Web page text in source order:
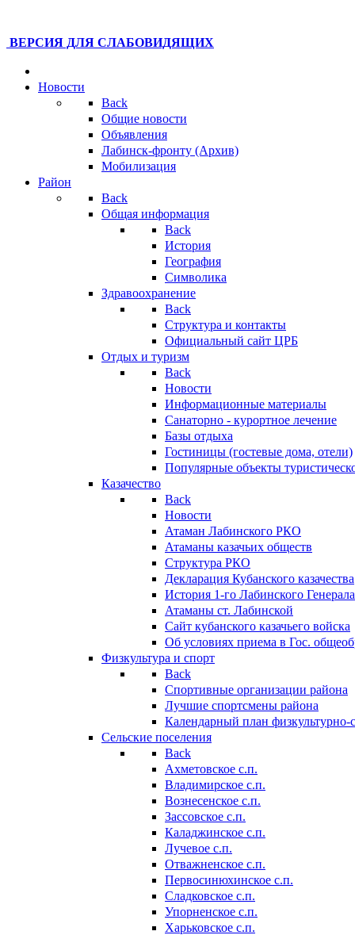
ВЕРСИЯ ДЛЯ СЛАБОВИДЯЩИХ
Новости
Back
Общие новости
Объявления
Лабинск-фронту (Архив)
Мобилизация
Район
Back
Общая информация
Back
История
География
Символика
Здравоохранение
Back
Структура и контакты
Официальный сайт ЦРБ
Отдых и туризм
Back
Новости
Информационные материалы
Санаторно - курортное лечение
Базы отдыха
Гостиницы (гостевые дома, отели)
Популярные объекты
Казачество
Back
Новости
Атаман Лабинского РКО
Атаманы казачьих обществ
Структура РКО
Декларация Кубанского казачества
История 1-го Лабинского
Атаманы ст. Лабинской
Cайт кубанского казачьего войска
Об условиях приема в Гос.
Физкультура и спорт
Back
Спортивные организации района
Лучшие спортсмены района
Календарный план
Сельские поселения
Back
Ахметовское с.п.
Владимирское с.п.
Вознесенское с.п.
Зассовское с.п.
Каладжинское с.п.
Лучевое с.п.
Отважненское с.п.
Первосинюхинское с.п.
Сладковское с.п.
Упорненское с.п.
Харьковское с.п.